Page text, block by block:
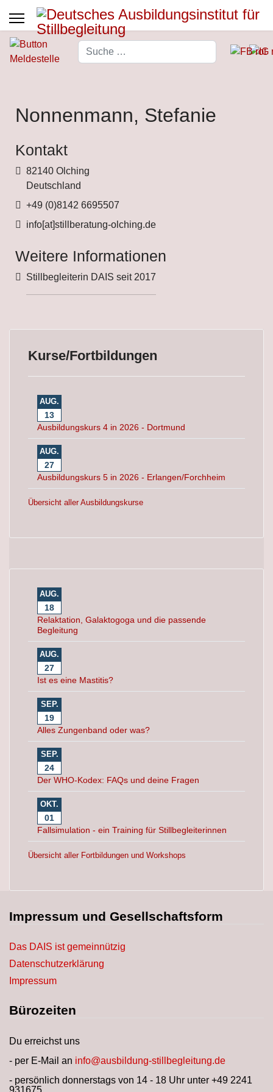
Suchen
Nonnenmann, Stefanie
Kontakt
Adresse
82140 Olching
Deutschland
Telefon
+49 (0)8142 6695507
Fax
info[at]stillberatung-olching.de
Weitere Informationen
Weitere Informationen
Stillbegleiterin DAIS seit 2017
Kurse/Fortbildungen
AUG.
13
Ausbildungskurs 4 in 2026 - Dortmund
AUG.
27
Ausbildungskurs 5 in 2026 - Erlangen/Forchheim
Übersicht aller Ausbildungskurse
AUG.
18
Relaktation, Galaktogoga und die passende
Begleitung
AUG.
27
Ist es eine Mastitis?
SEP.
19
Alles Zungenband oder was?
SEP.
24
Der WHO-Kodex: FAQs und deine Fragen
OKT.
01
Fallsimulation - ein Training für Stillbegleiterinnen
Übersicht aller Fortbildungen und Workshops
Impressum und Gesellschaftsform
Das DAIS ist gemeinnützig
Datenschutzerklärung
Impressum
Bürozeiten
Du erreichst uns
- per E-Mail an info@ausbildung-stillbegleitung.de
- persönlich donnerstags von 14 - 18 Uhr unter +49 2241
931675.